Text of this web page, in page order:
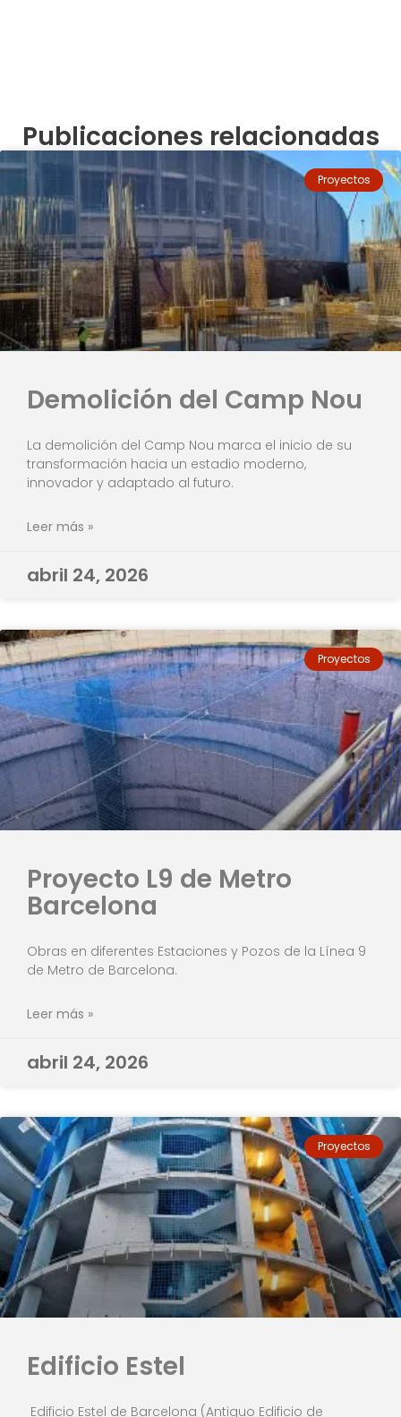
Publicaciones relacionadas
Proyectos
Demolición del Camp Nou
La demolición del Camp Nou marca el inicio de su
transformación hacia un estadio moderno,
innovador y adaptado al futuro.
Leer más »
abril 24, 2026
Proyectos
Proyecto L9 de Metro
Barcelona
Obras en diferentes Estaciones y Pozos de la Línea 9
de Metro de Barcelona.
Leer más »
abril 24, 2026
Proyectos
Edificio Estel
Edificio Estel de Barcelona (Antiguo Edificio de